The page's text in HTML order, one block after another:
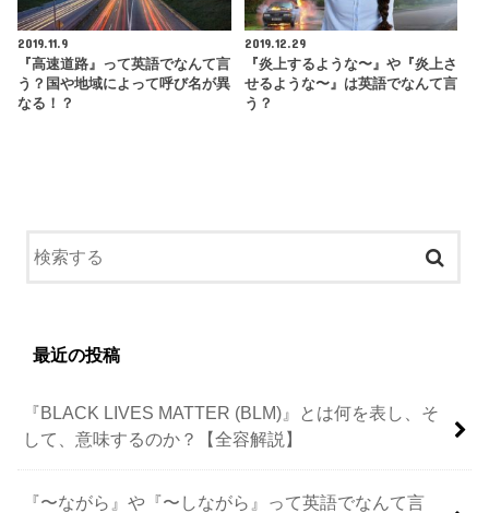
2019.11.9
『高速道路』って英語でなんて言
う？国や地域によって呼び名が異
なる！？
2019.12.29
『炎上するような〜』や『炎上さ
せるような〜』は英語でなんて言
う？
最近の投稿
『BLACK LIVES MATTER (BLM)』とは何を表し、そ
して、意味するのか？【全容解説】
『〜ながら』や『〜しながら』って英語でなんて言